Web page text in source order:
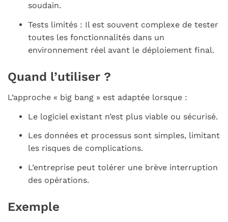
soudain.
Tests limités : Il est souvent complexe de tester
toutes les fonctionnalités dans un
environnement réel avant le déploiement final.
Quand l’utiliser ?
L’approche « big bang » est adaptée lorsque :
Le logiciel existant n’est plus viable ou sécurisé.
Les données et processus sont simples, limitant
les risques de complications.
L’entreprise peut tolérer une brève interruption
des opérations.
Exemple